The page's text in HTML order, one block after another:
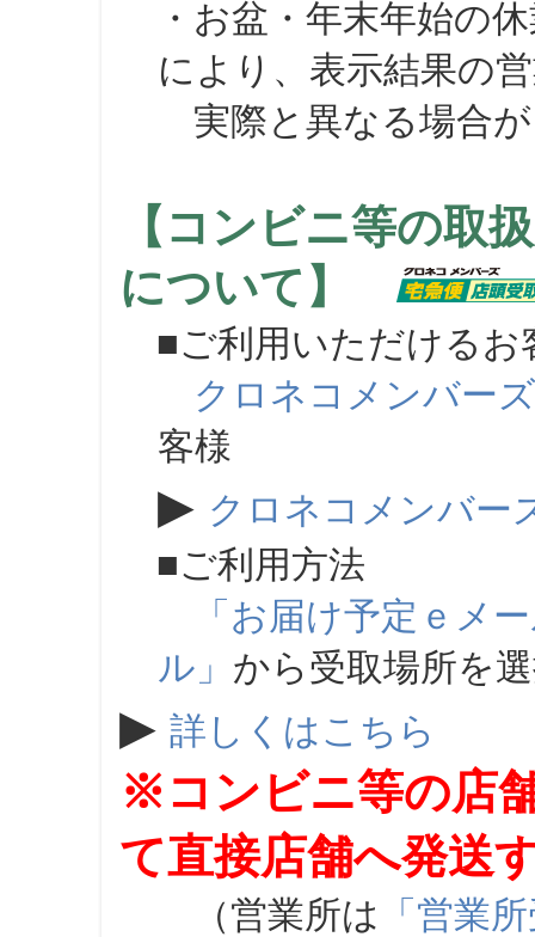
・お盆・年末年始の
により、表示結果の
実際と異なる場合が
【コンビニ等の取
について】
■ご利用いただけるお
クロネコメンバーズ
客様
▶ クロネコメンバー
■ご利用方法
「お届け予定ｅメ
ル」 から受取場所を
▶ 詳しくはこちら
※コンビニ等の店
て直接店舗へ発送
（営業所は 「営業